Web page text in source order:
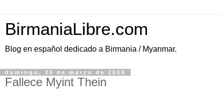
BirmaniaLibre.com
Blog en español dedicado a Birmania / Myanmar.
domingo, 30 de marzo de 2008
Fallece Myint Thein